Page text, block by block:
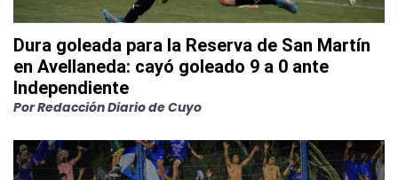
Dura goleada para la Reserva de San Martín
en Avellaneda: cayó goleado 9 a 0 ante
Independiente
PorRedacción Diario de Cuyo